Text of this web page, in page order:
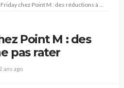
chez Point M : des réductions à ne pas rater
Point M : des
pas rater
2 ans ago